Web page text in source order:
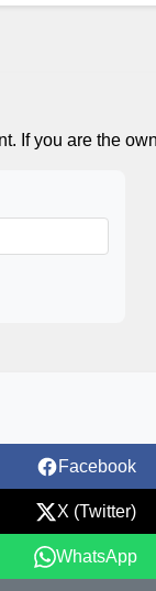
If you are the
Facebook
X (Twitter)
WhatsApp